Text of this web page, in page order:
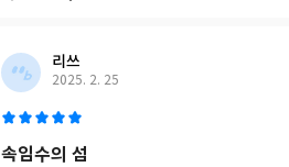
리쓰
2025. 2. 25
속임수의 섬